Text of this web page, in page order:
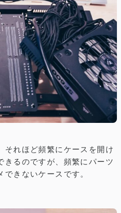
それほど頻繁にケースを開け
きるのですが、頻繁にパーツ
きないケースです。